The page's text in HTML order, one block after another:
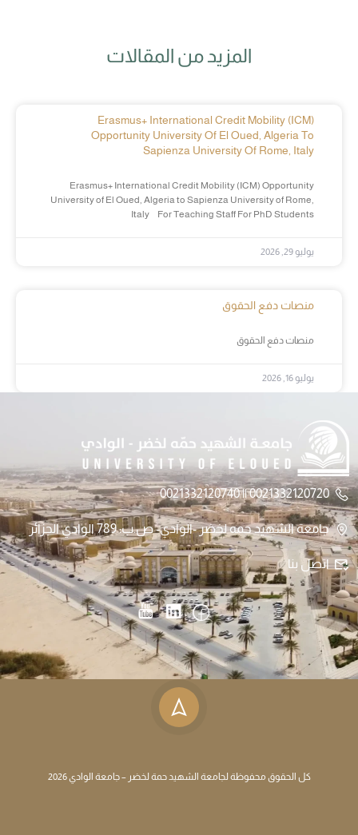
المزيد من المقالات
Erasmus+ International Credit Mobility (ICM)
Opportunity University Of El Oued, Algeria To
Sapienza University Of Rome, Italy
Erasmus+ International Credit Mobility (ICM) Opportunity
University of El Oued, Algeria to Sapienza University of Rome,
Italy For Teaching Staff For PhD Students
يوليو 29, 2026
منصات دفع الحقوق
منصات دفع الحقوق
يوليو 16, 2026
0021332120720 || 0021332120740
جامعة الشهيد حمه لخضر -الوادي- ص.ب: 789 الوادي الجزائر
اتصل بنا
كل الحقوق محفوظة لجامعة الشهيد حمة لخضر – جامعة الوادي 2026